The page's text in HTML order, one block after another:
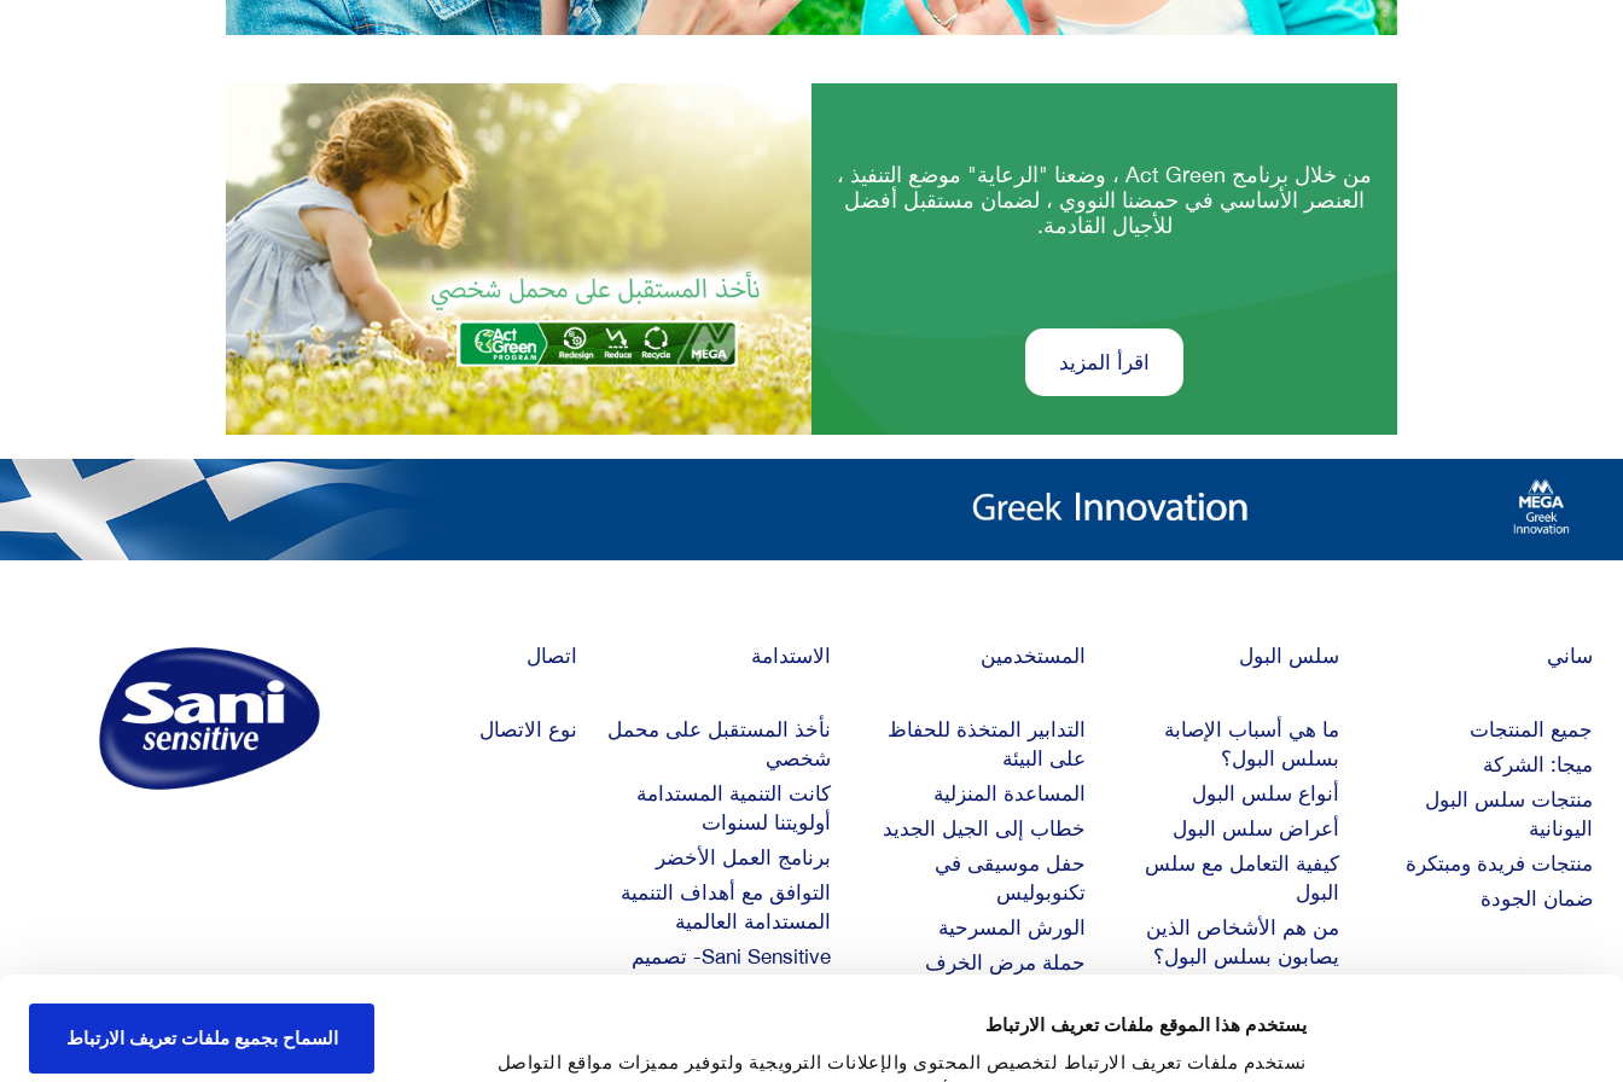
يستخدم هذا الموقع ملفات تعريف الارتباط
نستخدم ملفات تعريف الارتباط لتخصيص المحتوى والإعلانات الترويجية ولتوفير مميزات مواقع التواصل
السماح بجميع ملفات تعريف الارتباط
من خلال برنامج Act Green ، وضعنا "الرعاية" موضع التنفيذ ،
العنصر الأساسي في حمضنا النووي ، لضمان مستقبل أفضل
للأجيال القادمة.
اقرأ المزيد
ساني
جميع المنتجات
ميجا: الشركة
منتجات سلس البول
اليونانية
منتجات فريدة ومبتكرة
ضمان الجودة
سلس البول
ما هي أسباب الإصابة
بسلس البول؟
أنواع سلس البول
أعراض سلس البول
كيفية التعامل مع سلس
البول
من هم الأشخاص الذين
يصابون بسلس البول؟
المستخدمين
التدابير المتخذة للحفاظ
على البيئة ‎
المساعدة المنزلية
خطاب إلى الجيل الجديد
حفل موسيقى في
تكنوبوليس
الورش المسرحية
حملة مرض الخرف
الاستدامة
نأخذ المستقبل على محمل
شخصي
كانت التنمية المستدامة
أولويتنا لسنوات
برنامج العمل الأخضر
التوافق مع أهداف التنمية
المستدامة العالمية
Sani Sensitive- تصميم
مستقبل مستدام
اتصال
نوع الاتصال